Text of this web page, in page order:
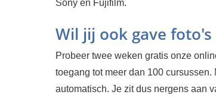
Sony en Fujifilm.
Wil jij ook gave foto's
Probeer twee weken gratis onze
toegang tot meer dan 100
automatisch. Je zit dus nergens aan